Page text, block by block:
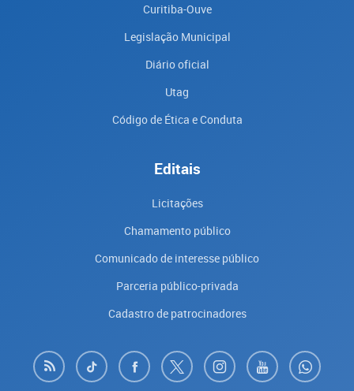
Curitiba-Ouve
Legislação Municipal
Diário oficial
Utag
Código de Ética e Conduta
Editais
Licitações
Chamamento público
Comunicado de interesse público
Parceria público-privada
Cadastro de patrocinadores